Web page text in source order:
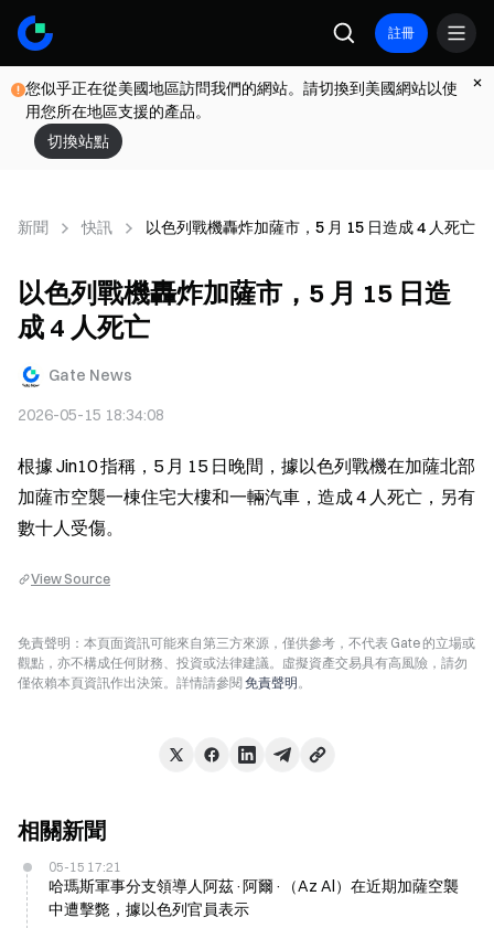
註冊
您似乎正在從美國地區訪問我們的網站。請切換到美國網站以使
用您所在地區支援的產品。
切換站點
新聞 快訊 以色列戰機轟炸加薩市，5 月 15 日造成 4 人死亡
以色列戰機轟炸加薩市，5 月 15 日造
成 4 人死亡
Gate News
2026-05-15 18:34:08
根據 Jin10 指稱，5 月 15 日晚間，據以色列戰機在加薩北部
加薩市空襲一棟住宅大樓和一輛汽車，造成 4 人死亡，另有
數十人受傷。
View Source
免責聲明：本頁面資訊可能來自第三方來源，僅供參考，不代表 Gate 的立場或
觀點，亦不構成任何財務、投資或法律建議。虛擬資產交易具有高風險，請勿
僅依賴本頁資訊作出決策。詳情請參閱 免責聲明。
相關新聞
05-15 17:21
哈瑪斯軍事分支領導人阿茲·阿爾·（Az Al）在近期加薩空襲
中遭擊斃，據以色列官員表示